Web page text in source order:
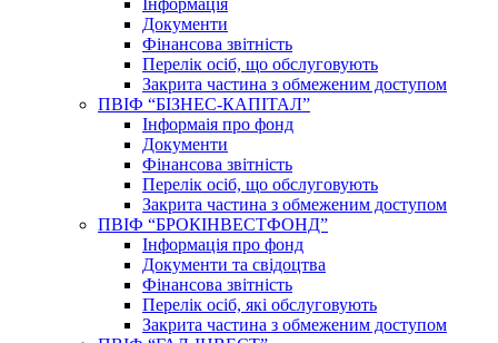
Інформація
Документи
Фінансова звітність
Перелік осіб, що обслуговують
Закрита частина з обмеженим доступом
ПВІФ “БІЗНЕС-КАПІТАЛ”
Інформаія про фонд
Документи
Фінансова звітність
Перелік осіб, що обслуговують
Закрита частина з обмеженим доступом
ПВІФ “БРОКІНВЕСТФОНД”
Інформація про фонд
Документи та свідоцтва
Фінансова звітність
Перелік осіб, які обслуговують
Закрита частина з обмеженим доступом